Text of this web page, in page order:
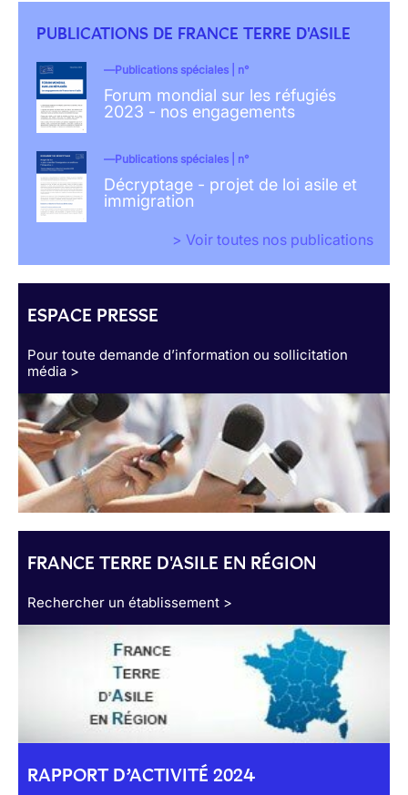
PUBLICATIONS DE FRANCE TERRE D'ASILE
Publications spéciales | n°
Forum mondial sur les réfugiés
2023 - nos engagements
Publications spéciales | n°
Décryptage - projet de loi asile et
immigration
> Voir toutes nos publications
ESPACE PRESSE
Pour toute demande d’information ou sollicitation
média >
FRANCE TERRE D'ASILE EN RÉGION
Rechercher un établissement >
RAPPORT D’ACTIVITÉ 2024